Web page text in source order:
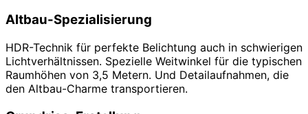
Altbau-Spezialisierung
HDR-Technik für perfekte Belichtung auch in schwierigen
Lichtverhältnissen. Spezielle Weitwinkel für die typischen
Raumhöhen von 3,5 Metern. Und Detailaufnahmen, die
den Altbau-Charme transportieren.